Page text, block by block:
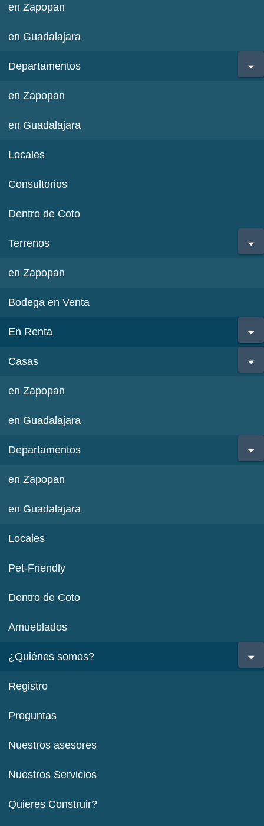
en Zapopan
en Guadalajara
Departamentos
en Zapopan
en Guadalajara
Locales
Consultorios
Dentro de Coto
Terrenos
en Zapopan
Bodega en Venta
En Renta
Casas
en Zapopan
en Guadalajara
Departamentos
en Zapopan
en Guadalajara
Locales
Pet-Friendly
Dentro de Coto
Amueblados
¿Quiénes somos?
Registro
Preguntas
Nuestros asesores
Nuestros Servicios
Quieres Construir?